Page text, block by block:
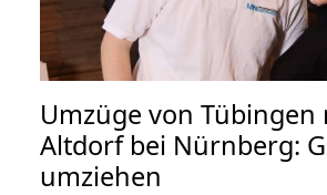
Umzüge von Tübingen
Altdorf bei Nürnberg:
umziehen